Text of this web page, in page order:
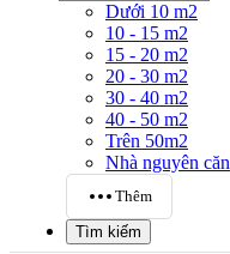
Dưới 10 m2
10 - 15 m2
15 - 20 m2
20 - 30 m2
30 - 40 m2
40 - 50 m2
Trên 50m2
Nhà nguyên căn
Thêm
Tìm kiếm